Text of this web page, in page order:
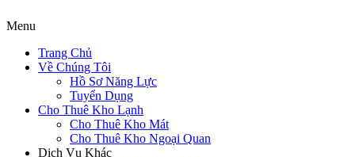
Menu
Trang Chủ
Về Chúng Tôi
Hồ Sơ Năng Lực
Tuyển Dụng
Cho Thuê Kho Lạnh
Cho Thuê Kho Mát
Cho Thuê Kho Ngoại Quan
Dịch Vụ Khác